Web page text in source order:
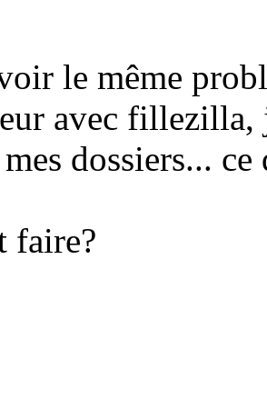
le même
avec fillezilla,
dossiers...
faire?